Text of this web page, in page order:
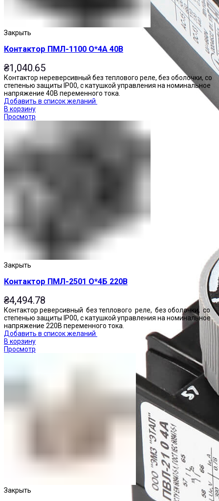
Закрыть
Контактор ПМЛ-1100 О*4А 40В
₴1,040.65
Контактор нереверсивный без теплового реле, без оболочки, со
степенью защиты IP00, с катушкой управления на номинальное
напряжение 40В переменного тока.
Добавить в список желаний
В корзину
Просмотр
Закрыть
Контактор ПМЛ-2501 О*4Б 220В
₴4,494.78
Контактор реверсивный без теплового реле, без оболочки, со
степенью защиты IP00, с катушкой управления на номинальное
напряжение 220В переменного тока.
Добавить в список желаний
В корзину
Просмотр
Закрыть